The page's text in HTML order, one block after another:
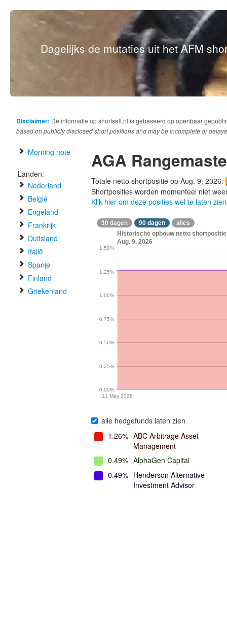
Dagelijks de mutaties uit het AFM
Disclaimer: De informatie op shortsell.nl is gebaseerd op openbaar
based on publicly disclosed short positions and may be incomplete or
Morning note
Landen:
Nederland
België
Engeland
Frankrijk
Duitsland
Italië
Spanje
Finland
Griekenland
AGA
Totale netto shortpositie op Aug. 9, 2026:
Shortposities worden momenteel niet
Klik hier om deze posities wel te laten zien
30 dagen 90 dagen alles
Historische opbouw netto
Aug. 9, 2026
11 May 2026
0.00%
0.25%
0.50%
0.75%
1.00%
1.25%
1.50%
alle hedgefunds laten zien
1.26% ABC Arbitrage Asset
Management
0.49% AlphaGen Capital
0.49% Henderson Alternative
Investment Advisor